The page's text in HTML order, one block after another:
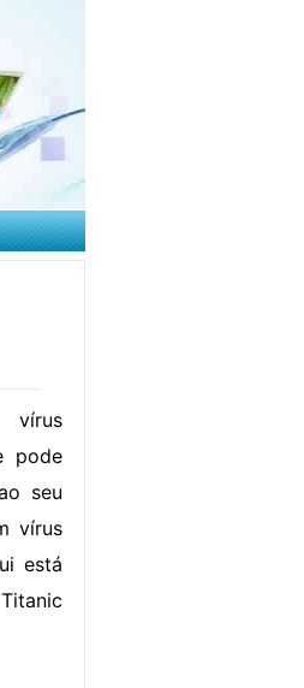
pode
seu
vírus
está